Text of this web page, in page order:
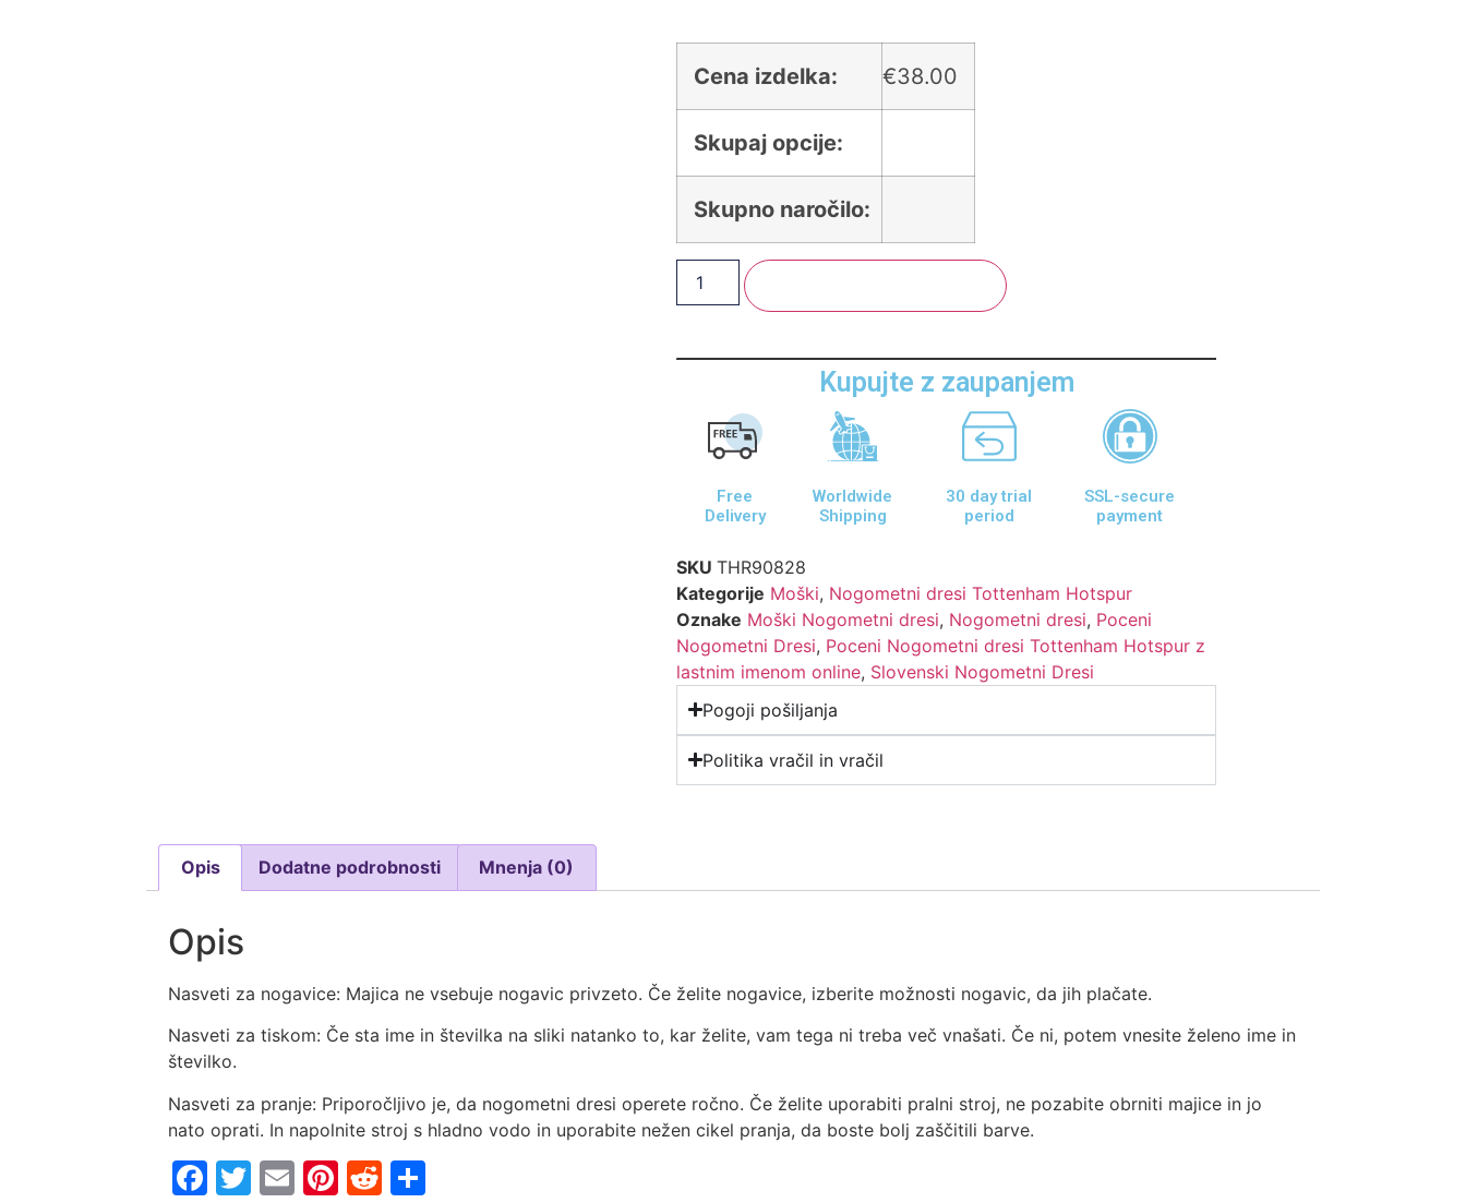
Cena izdelka: €38.00
Skupaj opcije:
Skupno naročilo:
Kupujte z zaupanjem
Free
Delivery
Worldwide
Shipping
30 day trial
period
SSL-secure
payment
SKUTHR90828
Kategorije Moški, Nogometni dresi Tottenham Hotspur
Oznake Moški Nogometni dresi, Nogometni dresi, Poceni
Nogometni Dresi, Poceni Nogometni dresi Tottenham Hotspur z
lastnim imenom online, Slovenski Nogometni Dresi
Pogoji pošiljanja
Politika vračil in vračil
Opis Dodatne podrobnosti Mnenja (0)
Opis
Nasveti za nogavice: Majica ne vsebuje nogavic privzeto. Če želite nogavice, izberite možnosti nogavic, da jih plačate.
Nasveti za tiskom: Če sta ime in številka na sliki natanko to, kar želite, vam tega ni treba več vnašati. Če ni, potem vnesite želeno ime in
številko.
Nasveti za pranje: Priporočljivo je, da nogometni dresi operete ročno. Če želite uporabiti pralni stroj, ne pozabite obrniti majice in jo
nato oprati. In napolnite stroj s hladno vodo in uporabite nežen cikel pranja, da boste bolj zaščitili barve.
Facebook
Twitter
EmailPinterest
Reddit